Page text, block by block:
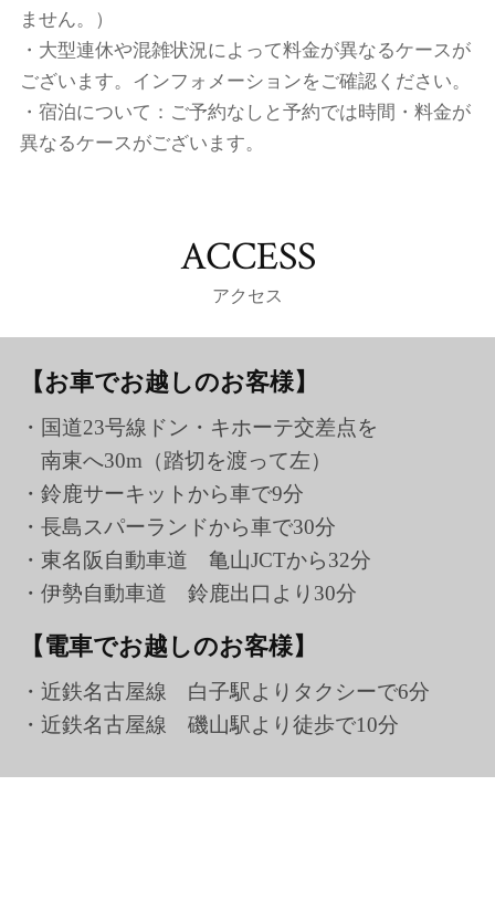
ません。）
・大型連休や混雑状況によって料金が異なるケースが
ございます。インフォメーションをご確認ください。
・宿泊について：ご予約なしと予約では時間・料金が
異なるケースがございます。
ACCESS
アクセス
【お車でお越しのお客様】
・国道23号線ドン・キホーテ交差点を
南東へ30m（踏切を渡って左）
・鈴鹿サーキットから車で9分
・長島スパーランドから車で30分
・東名阪自動車道 亀山JCTから32分
・伊勢自動車道 鈴鹿出口より30分
【電車でお越しのお客様】
・近鉄名古屋線 白子駅よりタクシーで6分
・近鉄名古屋線 磯山駅より徒歩で10分